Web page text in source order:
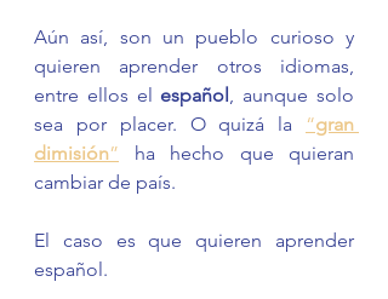
Aún así, son un pueblo curioso y
quieren aprender otros idiomas,
entre ellos el español , aunque solo
sea por placer. O quizá la
“gran
dimisión” ha hecho que quieran
cambiar de país.
El caso es que quieren aprender
español.